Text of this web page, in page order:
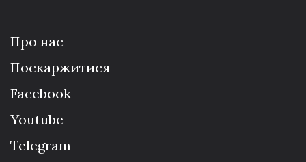
Про нас
Поскаржитися
Facebook
Youtube
Telegram